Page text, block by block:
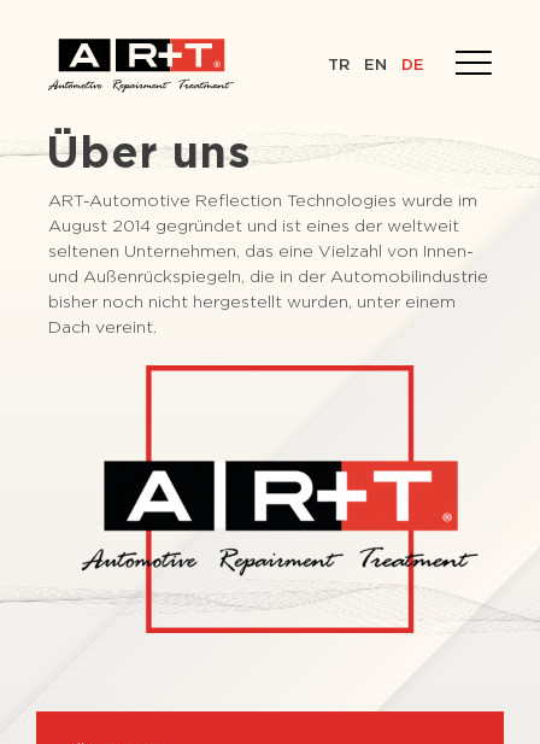
TR EN DE
Über uns
ART-Automotive Reflection Technologies wurde im
August 2014 gegründet und ist eines der weltweit
seltenen Unternehmen, das eine Vielzahl von Innen-
und Außenrückspiegeln, die in der Automobilindustrie
bisher noch nicht hergestellt wurden, unter einem
Dach vereint.